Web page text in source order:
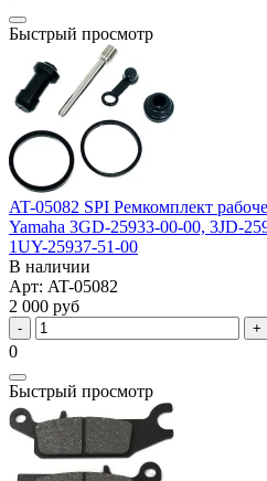
Быстрый просмотр
AT-05082 SPI Ремкомплект
Yamaha 3GD-25933-00-00, 3JD-
1UY-25937-51-00
В наличии
Арт: AT-05082
2 000 руб
0
Быстрый просмотр